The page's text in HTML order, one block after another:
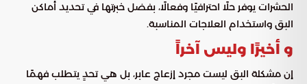
الحشرات يوفر حلًا احترافيًا وفعالًا، بفضل خبرتها في تحديد أماكن
البق واستخدام العلاجات المناسبة.
و أخيرًا وليس آخراً
إن مشكلة البق ليست مجرد إزعاج عابر، بل هي تحدٍ يتطلب فهمًا